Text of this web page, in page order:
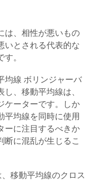
は、相性が悪いもの
いとされる代表的な
。
均線 ボリンジャーバ
、移動平均線は、
ケーターです。しか
平均線を同時に使用
ーに注目するべきか
断に混乱が生じるこ
、移動平均線のクロス